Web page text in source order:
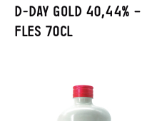
D-Day Gold 40,44% –
Fles 70cl